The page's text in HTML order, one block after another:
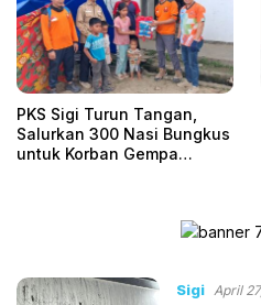
PKS Sigi Turun Tangan,
Salurkan 300 Nasi Bungkus
untuk Korban Gempa
Sigi April